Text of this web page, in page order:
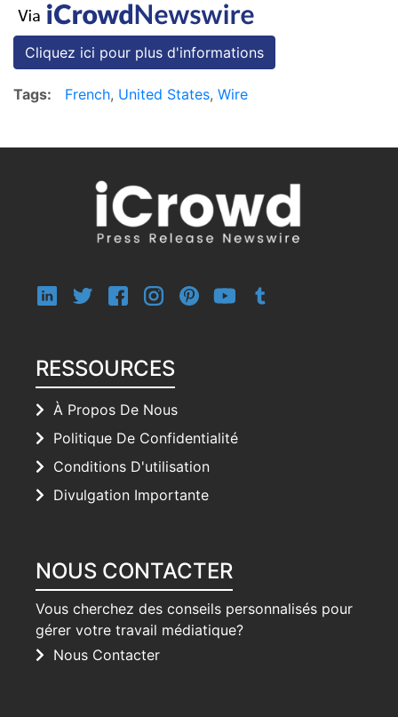
Cliquez ici pour plus d'informations
Tags: French, United States, Wire
RESSOURCES
À Propos De Nous
Politique De Confidentialité
Conditions D'utilisation
Divulgation Importante
NOUS CONTACTER
Vous cherchez des conseils personnalisés pour
gérer votre travail médiatique?
Nous Contacter